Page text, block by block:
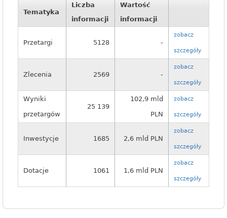
Tematyka
Liczba
informacji
Wartość
informacji
Przetargi 5128 -
zobacz
szczegóły
Zlecenia 2569 -
zobacz
szczegóły
Wyniki
przetargów
25 139
102,9 mld
PLN
zobacz
szczegóły
Inwestycje 1685 2,6 mld PLN
zobacz
szczegóły
Dotacje 1061 1,6 mld PLN
zobacz
szczegóły